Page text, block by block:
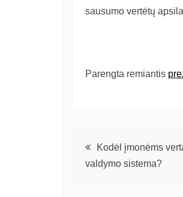
sausumo vertėtų
Parengta remiantis
Kodėl įmonėms
valdymo sistema?